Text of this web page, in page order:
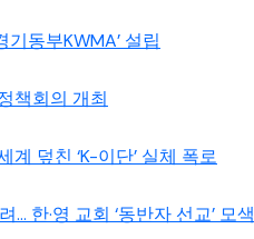
기동부KWMA’ 설립
책회의 개최
덮친 ‘K-이단’ 실체 폭로
한·영 교회 ‘동반자 선교’ 모색